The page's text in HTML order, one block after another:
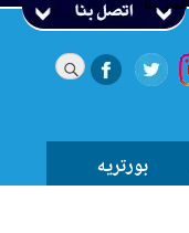
اتصل بنا
بورتريه